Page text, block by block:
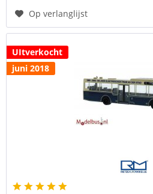
Op verlanglijst
UItverkocht
juni 2018